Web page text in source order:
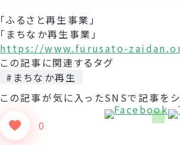
「ふるさと再生事業」
「まちなか再生事業」
https://www.furusato-
この記事に関連するタグ
#まちなか再生
この記事が気に入った
0
SNSで記事をシ